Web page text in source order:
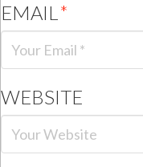
EMAIL*
WEBSITE